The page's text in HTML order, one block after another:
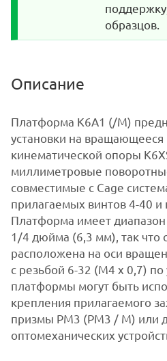
образцов.
Описание
Платформа K6A1 (/M)
установки на вращающееся
кинематической опоры
миллиметровые
совместимые с Cage
прилагаемых винтов 4-40 и
Платформа имеет
1/4 дюйма (6,3 мм), так что
расположена на оси
с резьбой 6-32 (M4 x 0,7) по
платформы могут быть
крепления прилагаемого
призмы PM3 (PM3 / M) или
оптомеханических